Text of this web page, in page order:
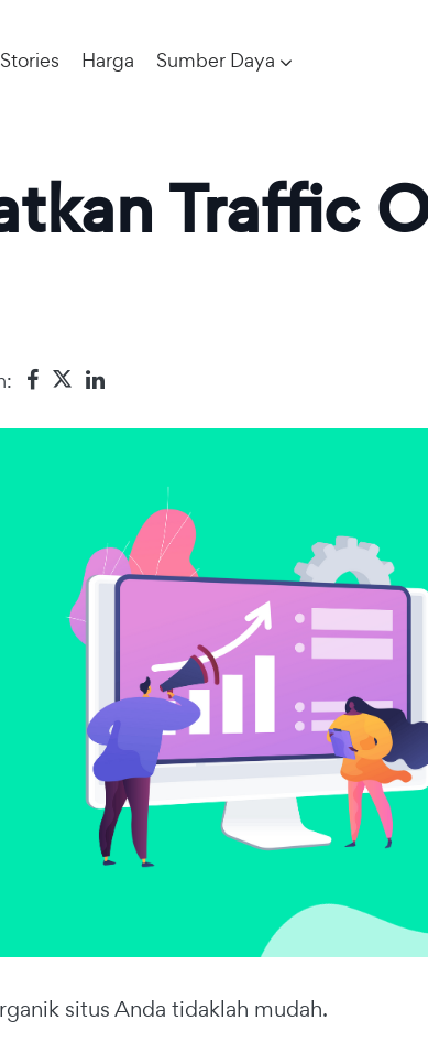
Harga Sumber Daya
Traffic
situs Anda tidaklah mudah.